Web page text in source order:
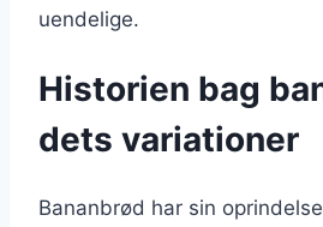
uendelige.
Historien bag
dets variationer
Bananbrød har sin